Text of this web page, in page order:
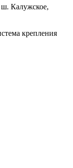
ш. Калужское,
крепления